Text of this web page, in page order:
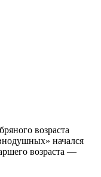
возраста
начался
возраста —